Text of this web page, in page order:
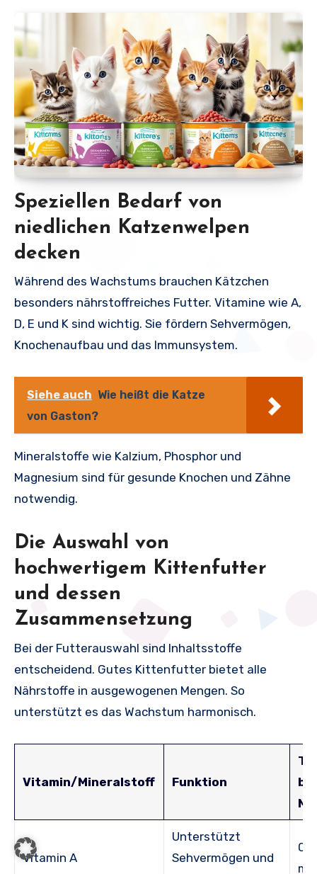
Speziellen Bedarf von
niedlichen Katzenwelpen
decken
Während des Wachstums brauchen Kätzchen
besonders nährstoffreiches Futter. Vitamine wie A,
D, E und K sind wichtig. Sie fördern Sehvermögen,
Knochenaufbau und das Immunsystem.
Siehe auch Wie heißt die Katze
von Gaston?
Mineralstoffe wie Kalzium, Phosphor und
Magnesium sind für gesunde Knochen und Zähne
notwendig.
Die Auswahl von
hochwertigem Kittenfutter
und dessen
Zusammensetzung
Bei der Futterauswahl sind Inhaltsstoffe
entscheidend. Gutes Kittenfutter bietet alle
Nährstoffe in ausgewogenen Mengen. So
unterstützt es das Wachstum harmonisch.
Vitamin/Mineralstoff Funktion
Vitamin A
Unterstützt
Sehvermögen und